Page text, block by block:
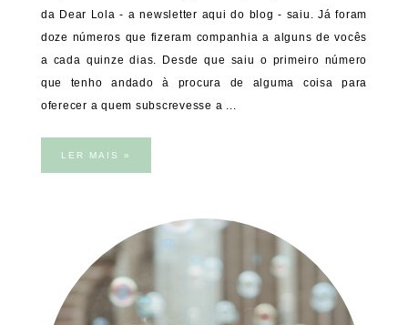
da Dear Lola - a newsletter aqui do blog - saiu. Já foram
doze números que fizeram companhia a alguns de vocês
a cada quinze dias. Desde que saiu o primeiro número
que tenho andado à procura de alguma coisa para
oferecer a quem subscrevesse a ...
LER MAIS »